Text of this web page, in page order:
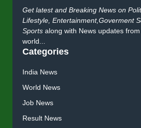
Get latest and Breaking News on
Lifestyle, Entertainment,Goverment
Sports along with News updates
world...
Categories
India News
World News
Job News
Result News